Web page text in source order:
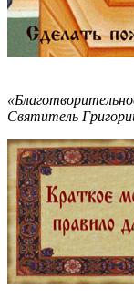
Святитель